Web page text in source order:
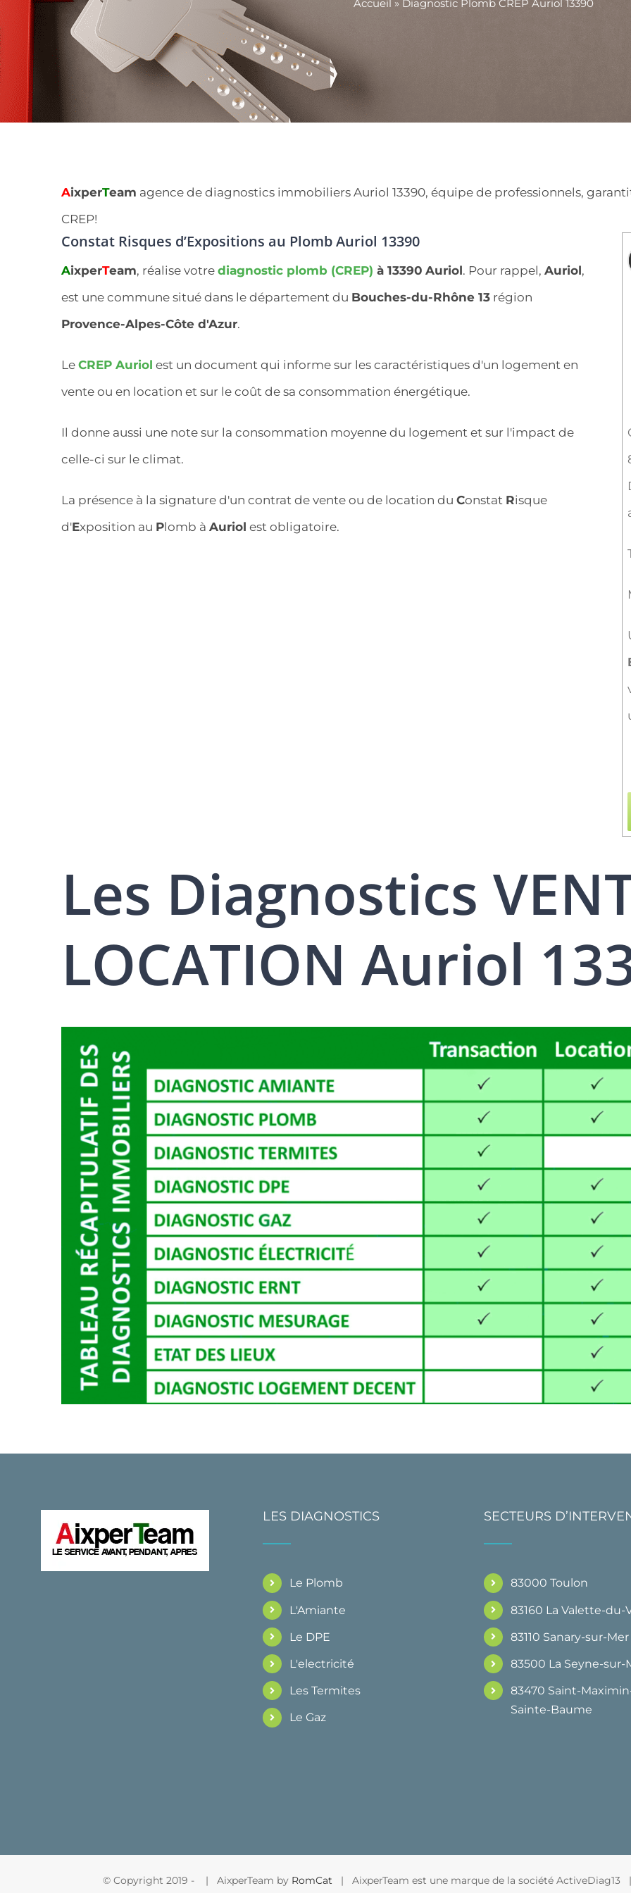
Accueil » Diagnostic Plomb CREP Auriol 13390
AixperTeam agence de diagnostics immobiliers Auriol 13390, équipe de professionnels,
CREP!
Constat Risques d’Expositions au Plomb Auriol 13390
AixperTeam, réalise votre diagnostic plomb (CREP) à 13390 Auriol. Pour rappel, Auriol,
est une commune situé dans le département du Bouches-du-Rhône 13 région
Provence-Alpes-Côte d'Azur.
Le CREP Auriol est un document qui informe sur les caractéristiques d'un logement en
vente ou en location et sur le coût de sa consommation énergétique.
Il donne aussi une note sur la consommation moyenne du logement et sur l'impact de
celle-ci sur le climat.
La présence à la signature d'un contrat de vente ou de location du Constat Risque
d'Exposition au Plomb à Auriol est obligatoire.
Les Diagnostics
LOCATION Auriol
LES DIAGNOSTICS
Le Plomb
L'Amiante
Le DPE
L'electricité
Les Termites
Le Gaz
SECTEURS
83000 Toulon
83160 La Valette-du-
83110 Sanary-sur-Mer
83500 La Seyne-sur-
83470 Saint-
Sainte-Baume
© Copyright 2019 - | AixperTeam by RomCat | AixperTeam est une marque de la société